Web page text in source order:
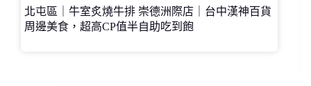
北屯區｜牛室炙燒牛排 崇德洲際店｜台中漢神百貨
周邊美食，超高CP值半自助吃到飽